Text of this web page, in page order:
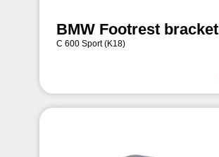
BMW Footrest bracket
C 600 Sport (K18)